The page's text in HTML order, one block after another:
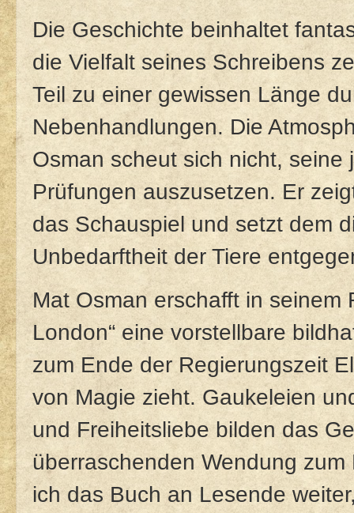
Die Geschichte beinhaltet
die Vielfalt seines Schreibens
Teil zu einer gewissen Länge
Nebenhandlungen. Die
Osman scheut sich nicht,
Prüfungen auszusetzen. Er
das Schauspiel und setzt dem
Unbedarftheit der Tiere
Mat Osman erschafft in seinem
London“ eine vorstellbare
zum Ende der Regierungszeit
von Magie zieht. Gaukeleien
und Freiheitsliebe bilden das
überraschenden Wendung
ich das Buch an Lesende